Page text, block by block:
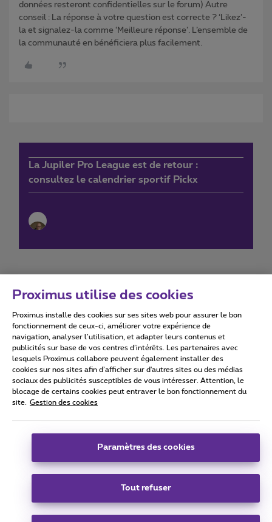
données resteront confidentielles sur le forum) Autre
conseil : La réponse à votre question est correcte ? ‘Likez’-
la et signalez-la comme ‘Meilleure réponse’. L’ensemble de
la communauté en bénéficiera plus facilement.
La Jupiler Pro League est de retour :
consultez le calendrier sportif Pickx
Conditions d'utilisation Accessibility statement
Tous droits réservés. © 2026 Proximus
Conditions générales, info consommateur
Coordonnées de l’entreprise
Boulevard du Roi Albert II 27 - B-1030 Bruxelles.
Carrier & Wholesale Solutions
Proximus utilise des cookies
Proximus installe des cookies sur ses sites web pour assurer le bon
fonctionnement de ceux-ci, améliorer votre expérience de
navigation, analyser l’utilisation, et adapter leurs contenus et
publicités sur base de vos centres d’intérêts. Les partenaires avec
lesquels Proximus collabore peuvent également installer des
cookies sur nos sites afin d’afficher sur d'autres sites ou des médias
sociaux des publicités susceptibles de vous intéresser. Attention, le
blocage de certains cookies peut entraver le bon fonctionnement du
site.
Gestion des cookies
Paramètres des cookies
Tout refuser